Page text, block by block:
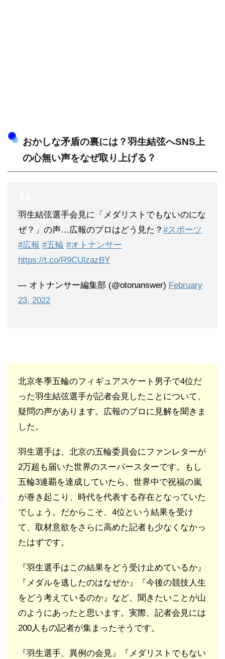
おかしな矛盾の裏には？羽生結弦へSNS上
の心無い声をなぜ取り上げる？
羽生結弦選手会見に「メダリストでもないのにな
ぜ？」の声…広報のプロはどう見た？ #スポーツ
#広報 #五輪 #オトナンサー
https://t.co/R9CUlzazBY
— オトナンサー編集部 (@otonanswer) February
23, 2022
北京冬季五輪のフィギュアスケート男子で4位だ
った羽生結弦選手が記者会見したことについて、
疑問の声があります。広報のプロに見解を聞きま
した。
羽生選手は、北京の五輪委員会にファンレターが
2万超も届いた世界のスーパースターです。もし
五輪3連覇を達成していたら、世界中で祝福の嵐
が巻き起こり、時代を代表する存在となっていた
でしょう。だからこそ、4位という結果を受け
て、取材意欲をさらに高めた記者も少なくなかっ
たはずです。
『羽生選手はこの結果をどう受け止めているか』
『メダルを逃したのはなぜか』『今後の競技人生
をどう考えているのか』など、聞きたいことが山
のようにあったと思います。実際、記者会見には
200人もの記者が集まったそうです。
『羽生選手、異例の会見』『メダリストでもない